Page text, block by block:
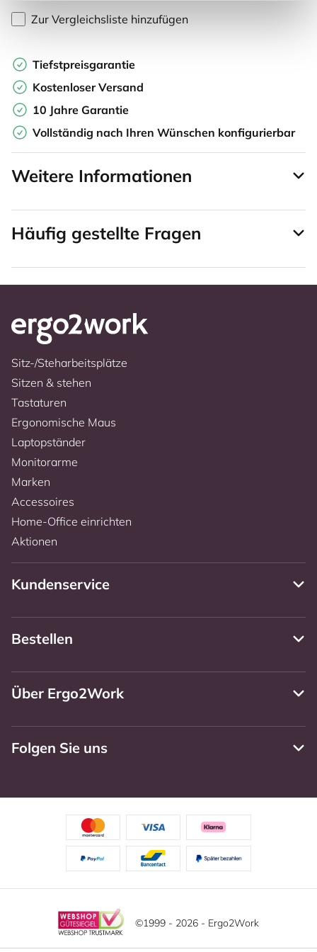
Zur Vergleichsliste hinzufügen
Tiefstpreisgarantie
Kostenloser Versand
10 Jahre Garantie
Vollständig nach Ihren Wünschen konfigurierbar
Weitere Informationen
Häufig gestellte Fragen
Sitz-/Steharbeitsplätze
Sitzen & stehen
Tastaturen
Ergonomische Maus
Laptopständer
Monitorarme
Marken
Accessoires
Home-Office einrichten
Aktionen
Kundenservice
Bestellen
Über Ergo2Work
Folgen Sie uns
©1999 - 2026 - Ergo2Work